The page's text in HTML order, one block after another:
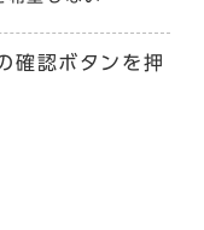
確認ボタンを押